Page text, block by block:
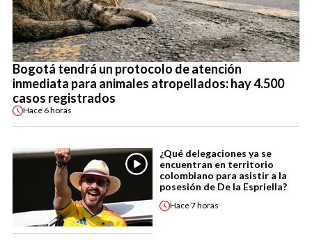
Bogotá tendrá un protocolo de atención
inmediata para animales atropellados: hay 4.500
casos registrados
Hace 6 horas
¿Qué delegaciones ya se
encuentran en territorio
colombiano para asistir a la
posesión de De la Espriella?
Hace7 horas